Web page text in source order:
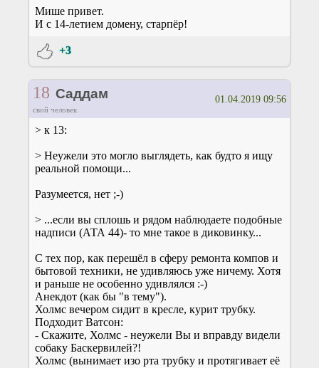
Мише привет.
И с 14-летием домену, старпёр!
+3
18 Саддам
свой человек
01.04.2019 09:56
> к 13:
> Неужели это могло выглядеть, как будто я ищу
реальной помощи...
Разумеется, нет ;-)
> ...если вы сплошь и рядом наблюдаете подобные
надписи (АТА 44)- то мне такое в диковинку...
С тех пор, как перешёл в сферу ремонта компов и
бытовой техники, не удивляюсь уже ничему. Хотя
и раньше не особенно удивлялся :-)
Анекдот (как бы "в тему").
Холмс вечером сидит в кресле, курит трубку.
Подходит Ватсон:
- Скажите, Холмс - неужели Вы и вправду видели
собаку Баскервилей?!
Холмс (вынимает изо рта трубку и протягивает её